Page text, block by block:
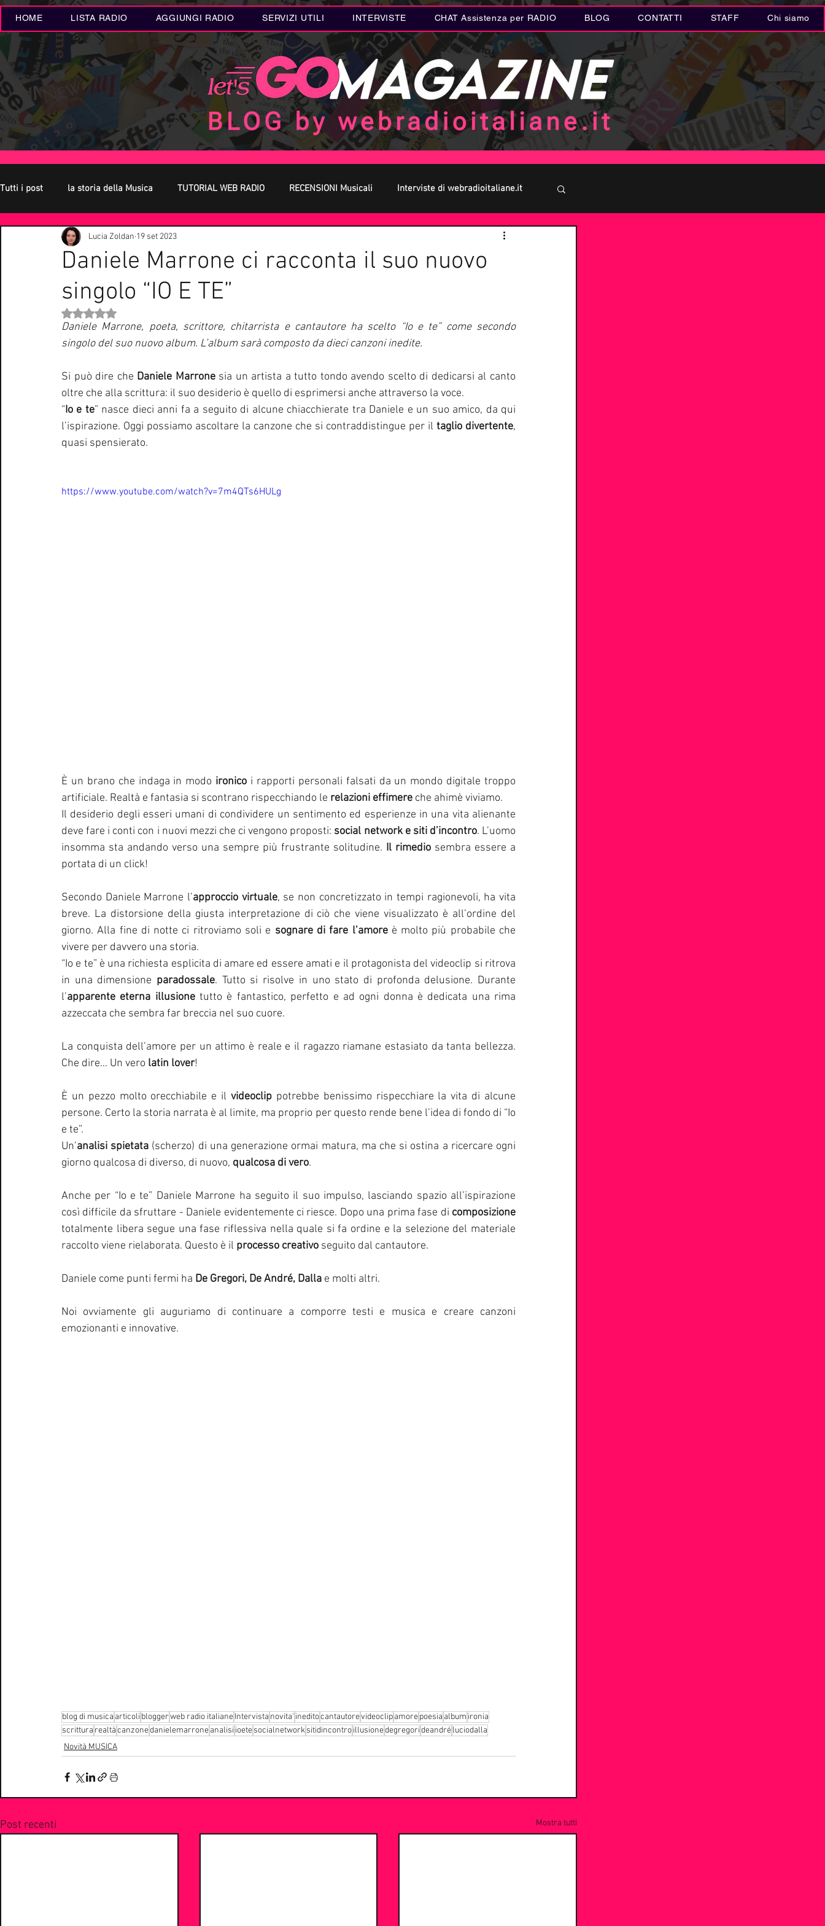
HOME LISTA RADIO AGGIUNGI RADIO SERVIZI UTILI INTERVISTE CHAT Assistenza per RADIO BLOG CONTATTI STAFF Chi siamo
Tutti i post la storia della Musica TUTORIAL WEB RADIO RECENSIONI Musicali Interviste di webradioitaliane.it
Oroscopo Concerti Live Eventi MUSICA Letteratura
Curiosità Radio Novità RADIO Playlist
EUROVISION SONG CONTEST Donne Biografie Riflessioni in MUSICA Servizi offerti da WRI
Notizie Musica
Daniele Marrone ci racconta il suo nuovo
singolo “IO E TE”
Lucia Zoldan 19 set 2023
Valutazione NaN stelle su 5.
Daniele Marrone, poeta, scrittore, chitarrista e cantautore ha scelto “Io e te” come secondo
singolo del suo nuovo album. L’album sarà composto da dieci canzoni inedite.
Si può dire che Daniele Marrone sia un artista a tutto tondo avendo scelto di dedicarsi al canto
oltre che alla scrittura: il suo desiderio è quello di esprimersi anche attraverso la voce.
“Io e te” nasce dieci anni fa a seguito di alcune chiacchierate tra Daniele e un suo amico, da qui
l’ispirazione. Oggi possiamo ascoltare la canzone che si contraddistingue per il taglio divertente,
quasi spensierato.
https://www.youtube.com/watch?v=7m4QTs6HULg
È un brano che indaga in modo ironico i rapporti personali falsati da un mondo digitale troppo
artificiale. Realtà e fantasia si scontrano rispecchiando le relazioni effimere che ahimè viviamo.
Il desiderio degli esseri umani di condividere un sentimento ed esperienze in una vita alienante
deve fare i conti con i nuovi mezzi che ci vengono proposti: social network e siti d’incontro. L’uomo
insomma sta andando verso una sempre più frustrante solitudine. Il rimedio sembra essere a
portata di un click!
Secondo Daniele Marrone l’approccio virtuale, se non concretizzato in tempi ragionevoli, ha vita
breve. La distorsione della giusta interpretazione di ciò che viene visualizzato è all’ordine del
giorno. Alla fine di notte ci ritroviamo soli e sognare di fare l’amore è molto più probabile che
vivere per davvero una storia.
“Io e te” è una richiesta esplicita di amare ed essere amati e il protagonista del videoclip si ritrova
in una dimensione paradossale. Tutto si risolve in uno stato di profonda delusione. Durante
l’apparente eterna illusione tutto è fantastico, perfetto e ad ogni donna è dedicata una rima
azzeccata che sembra far breccia nel suo cuore.
La conquista dell’amore per un attimo è reale e il ragazzo riamane estasiato da tanta bellezza.
Che dire… Un vero latin lover!
È un pezzo molto orecchiabile e il videoclip potrebbe benissimo rispecchiare la vita di alcune
persone. Certo la storia narrata è al limite, ma proprio per questo rende bene l’idea di fondo di “Io
e te”.
Un’analisi spietata (scherzo) di una generazione ormai matura, ma che si ostina a ricercare ogni
giorno qualcosa di diverso, di nuovo, qualcosa di vero.
Anche per “Io e te” Daniele Marrone ha seguito il suo impulso, lasciando spazio all’ispirazione
così difficile da sfruttare - Daniele evidentemente ci riesce. Dopo una prima fase di composizione
totalmente libera segue una fase riflessiva nella quale si fa ordine e la selezione del materiale
raccolto viene rielaborata. Questo è il processo creativo seguito dal cantautore.
Daniele come punti fermi ha De Gregori, De André, Dalla e molti altri.
Noi ovviamente gli auguriamo di continuare a comporre testi e musica e creare canzoni
emozionanti e innovative.
blog di musica articoli bloggerweb radio italianeIntervista novita' ineditocantautorevideoclipamorepoesia album ironia
scrittura realtàcanzonedanielemarroneanalisi ioetesocialnetworksitidincontroillusionedegregorideandréluciodalla
Novità MUSICA
Post recenti Mostra tutti